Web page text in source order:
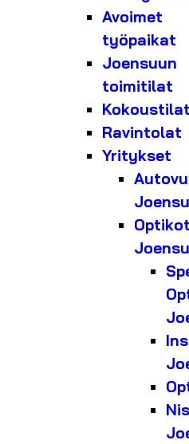
Avoimet
työpaikat
Joensuun
toimitilat
Kokoustilat
Ravintolat
Yritykset
Optikot